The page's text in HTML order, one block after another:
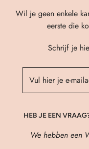
Wil je geen enkele
eerste die
Schrijf je
HEB JE EEN
We hebben een